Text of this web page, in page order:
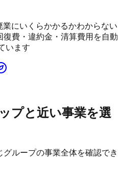
にいくらかかるかわからない
費・違約金・清算費用を自動
います
プと近い事業を選
ループの事業全体を確認でき